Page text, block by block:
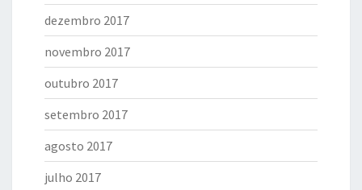
dezembro 2017
novembro 2017
outubro 2017
setembro 2017
agosto 2017
julho 2017